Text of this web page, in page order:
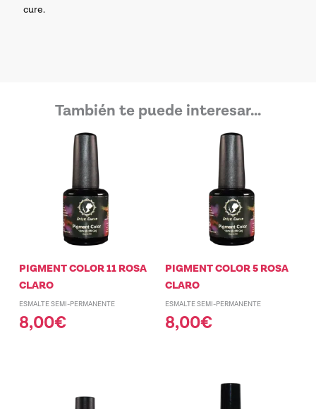
cure.
También te puede interesar...
PIGMENT COLOR 11 ROSA
CLARO
ESMALTE SEMI-PERMANENTE
8,00€
PIGMENT COLOR 5 ROSA
CLARO
ESMALTE SEMI-PERMANENTE
8,00€